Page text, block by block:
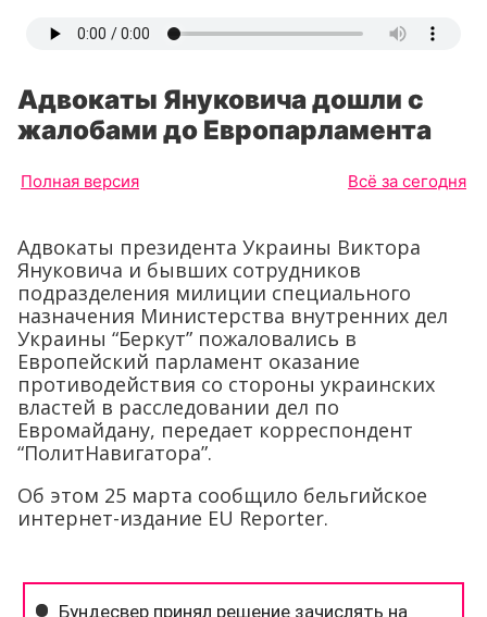
Адвокаты Януковича дошли с
жалобами до Европарламента
Полная версия Всё за сегодня
Адвокаты президента Украины Виктора
Януковича и бывших сотрудников
подразделения милиции специального
назначения Министерства внутренних дел
Украины “Беркут” пожаловались в
Европейский парламент оказание
противодействия со стороны украинских
властей в расследовании дел по
Евромайдану, передает корреспондент
“ПолитНавигатора”.
Об этом 25 марта сообщило бельгийское
интернет-издание EU Reporter.